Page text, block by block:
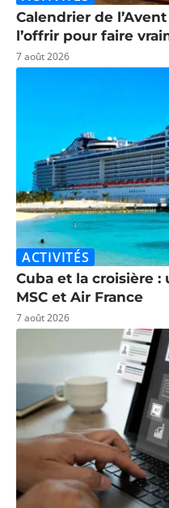
Calendrier de
l’offrir pour faire
7 août 2026
ACTIVITÉS
Cuba et la croisière
MSC et Air France
7 août 2026